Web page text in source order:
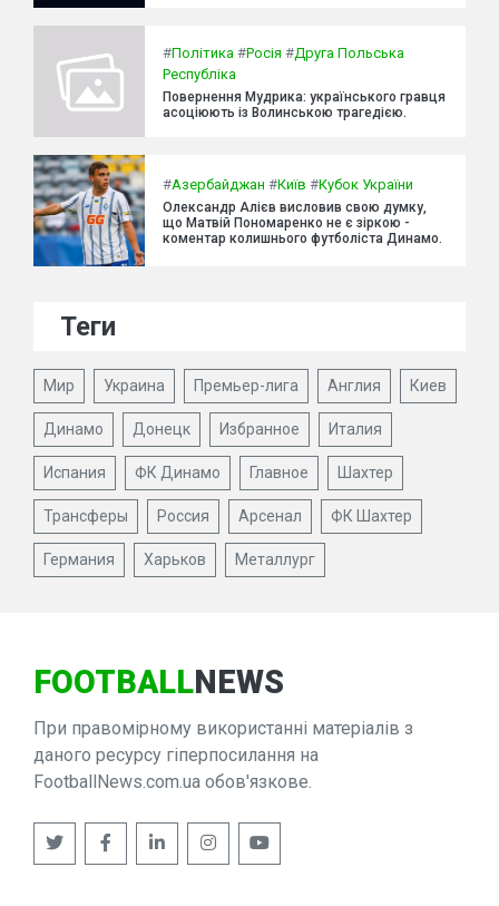
#Політика #Росія #Друга Польська
Республіка
Повернення Мудрика: українського гравця
асоціюють із Волинською трагедією.
#Азербайджан #Київ #Кубок України
Олександр Алієв висловив свою думку,
що Матвій Пономаренко не є зіркою -
коментар колишнього футболіста Динамо.
Теги
Мир Украина Премьер-лига Англия Киев
Динамо Донецк Избранное Италия
Испания ФК Динамо Главное Шахтер
Трансферы Россия Арсенал ФК Шахтер
Германия Харьков Металлург
FOOTBALLNEWS
При правомірному використанні матеріалів з
даного ресурсу гіперпосилання на
FootballNews.com.ua обов'язкове.